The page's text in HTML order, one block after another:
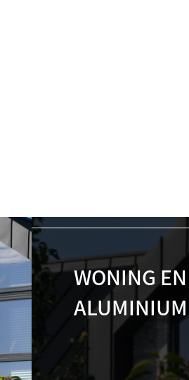
WONING
ALUMINIUM